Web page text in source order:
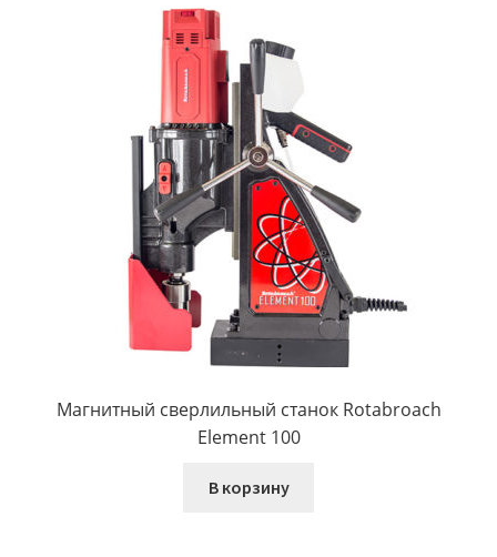
Магнитный сверлильный станок Rotabroach
Element 100
В корзину